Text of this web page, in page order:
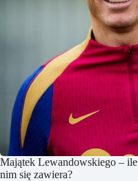
Majątek Lewandowskiego –
nim się zawiera?